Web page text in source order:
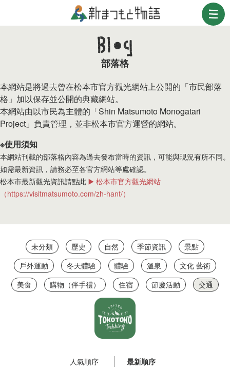
部落格
本網站是將過去曾在松本市官方觀光網站上公開的「市民部落
格」加以保存並公開的典藏網站。
本網站由以市民為主體的「Shin Matsumoto Monogatari
Project」負責管理，並非松本市官方運營的網站。
※使用須知
本網站刊載的部落格內容為過去發布當時的資訊，可能與現況有所不同。
如需最新資訊，請務必至各官方網站等處確認。
松本市最新觀光資訊請點此 ▶️ 松本市官方觀光網站
（https://visitmatsumoto.com/zh-hant/）
未分類 歷史 自然 季節資訊
景點
戶外運動
冬天體驗 體驗 溫泉
文化 藝術
美食
購物（伴手禮） 住宿 節慶活動 交通
人氣順序 最新順序